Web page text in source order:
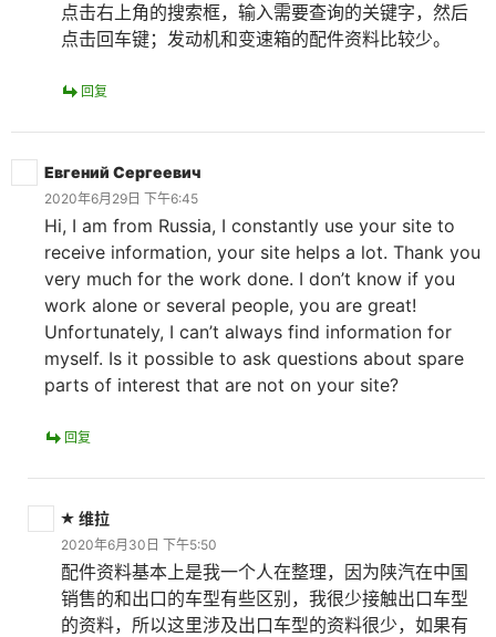
点击右上角的搜索框，输入需要查询的关键字，然后
点击回车键；发动机和变速箱的配件资料比较少。
回复
Евгений Сергеевич
2020年6月29日 下午6:45
Hi, I am from Russia, I constantly use your site to
receive information, your site helps a lot. Thank you
very much for the work done. I don’t know if you
work alone or several people, you are great!
Unfortunately, I can’t always find information for
myself. Is it possible to ask questions about spare
parts of interest that are not on your site?
回复
维拉
2020年6月30日 下午5:50
配件资料基本上是我一个人在整理，因为陕汽在中国
销售的和出口的车型有些区别，我很少接触出口车型
的资料，所以这里涉及出口车型的资料很少，如果有